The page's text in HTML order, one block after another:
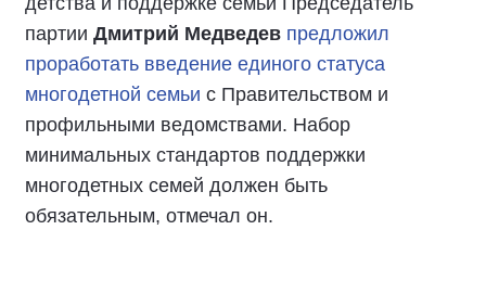
партии Дмитрий Медведев предложил
проработать введение единого статуса
многодетной семьи с Правительством и
профильными ведомствами. Набор
минимальных стандартов поддержки
многодетных семей должен быть
обязательным, отмечал он.